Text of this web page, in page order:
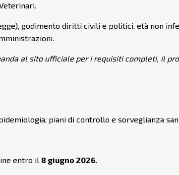
godimento diritti civili e politici, età non
al sito ufficiale per i requisiti completi, il
piani di controllo e sorveglianza
entro il 8 giugno 2026.